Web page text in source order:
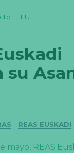
EU
su
REAS EUSKADI
mayo, REAS